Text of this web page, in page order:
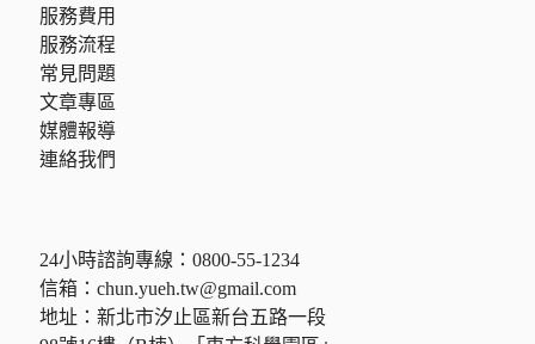
服務費用
服務流程
常見問題
文章專區
媒體報導
連絡我們
24小時諮詢專線： 0800-55-1234
信箱： chun.yueh.tw@gmail.com
地址：新北市汐止區新台五路一段